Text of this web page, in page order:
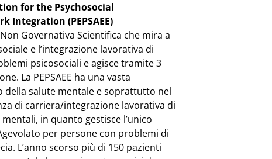
for the Psychosocial
Integration (PEPSAEE)
Governativa Scientifica che mira a
e l’integrazione lavorativa di
psicosociali e agisce tramite 3
La PEPSAEE ha una vasta
della salute mentale e soprattutto nel
di carriera/integrazione lavorativa di
in quanto gestisce l’unico
per persone con problemi di
L’anno scorso più di 150 pazienti